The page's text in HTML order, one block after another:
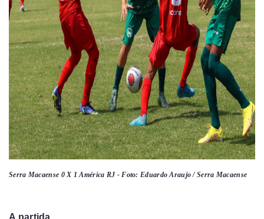
Serra Macaense 0 X 1 América RJ - Foto: Eduardo Araujo / Serra Macaense